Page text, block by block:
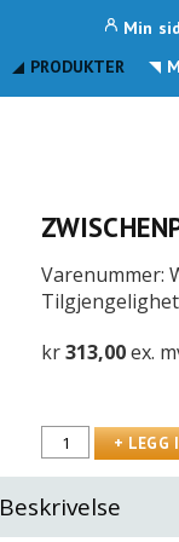
Min
PRODUKTER
Varenummer:
kr313,00ex.
Beskrivelse